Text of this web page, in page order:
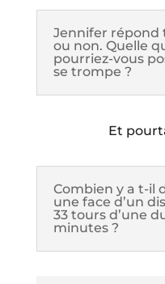
Jennifer répond
ou non. Quelle
pourriez-vous
se trompe ?
Et
Combien y a t-il
une face d’un
33 tours d’une
minutes ?